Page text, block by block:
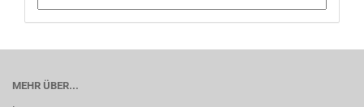
MEHR ÜBER...